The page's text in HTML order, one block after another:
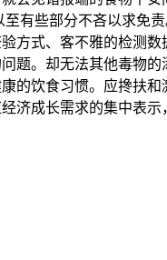
有些部分不吝以求免
方式、客不雅的检测
题。却无法其他毒物
的饮食习惯。应搀扶
济成长需求的集中表